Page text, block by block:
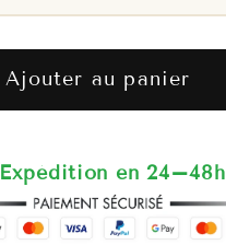
Ajouter au panier
Expédition en 24–48h